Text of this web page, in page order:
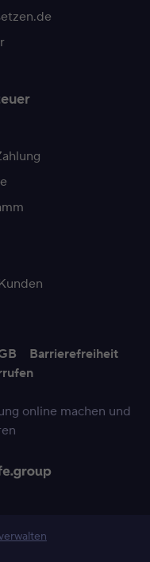
Barrierefreiheit
online machen und